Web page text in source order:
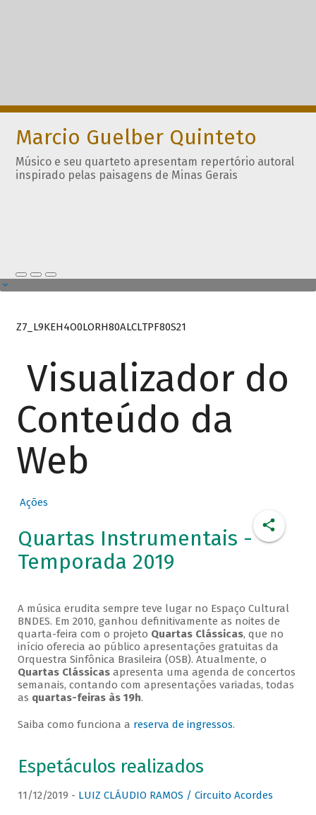
Marcio Guelber Quinteto
Músico e seu quarteto apresentam repertório autoral
inspirado pelas paisagens de Minas Gerais
Z7_L9KEH4O0LORH80ALCLTPF80S21
Visualizador do
Conteúdo da
Web
Ações
Quartas Instrumentais -
Temporada 2019
A música erudita sempre teve lugar no Espaço Cultural
BNDES. Em 2010, ganhou definitivamente as noites de
quarta-feira com o projeto Quartas Clássicas, que no
início oferecia ao público apresentações gratuitas da
Orquestra Sinfônica Brasileira (OSB). Atualmente, o
Quartas Clássicasapresenta uma agenda de concertos
semanais, contando com apresentações variadas, todas
as quartas-feiras às 19h.
Saiba como funciona a reserva de ingressos.
Espetáculos realizados
11/12/2019 - LUIZ CLÁUDIO RAMOS / Circuito Acordes